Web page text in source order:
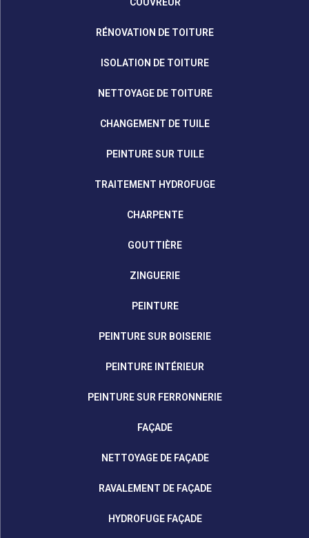
COUVREUR
RÉNOVATION DE TOITURE
ISOLATION DE TOITURE
NETTOYAGE DE TOITURE
CHANGEMENT DE TUILE
PEINTURE SUR TUILE
TRAITEMENT HYDROFUGE
CHARPENTE
GOUTTIÈRE
ZINGUERIE
PEINTURE
PEINTURE SUR BOISERIE
PEINTURE INTÉRIEUR
PEINTURE SUR FERRONNERIE
FAÇADE
NETTOYAGE DE FAÇADE
RAVALEMENT DE FAÇADE
HYDROFUGE FAÇADE